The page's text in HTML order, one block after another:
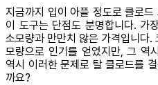
지금까지 입이 아플 정도로 클로
이 도구는 단점도 분명합니다. 가
소모량과 만만치 않은 가격입니다.
모량으로 인기를 얻었지만, 그 역
역시 이러한 문제로 탈 클로드를
까요?